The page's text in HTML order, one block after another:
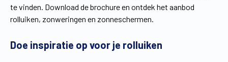
Wilms World
NL
te vinden. Download de brochure en ontdek het aanbod
rolluiken, zonweringen en zonneschermen.
Doe inspiratie op voor je rolluiken